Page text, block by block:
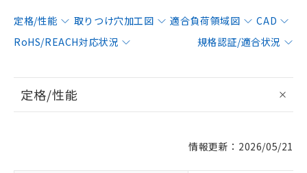
定格/性能 取りつけ穴加工図 適合負荷領域図
CAD
RoHS/REACH対応状況
規格認証/適合状況
定格/性能
情報更新：2026/05/21